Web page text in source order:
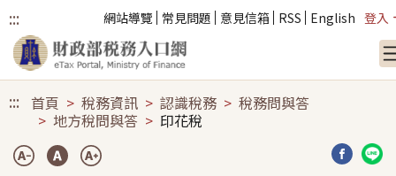
::: 網站導覽 常見問題 意見信箱 RSS English 登入
::: 首頁 稅務資訊 認識稅務
稅務問與答
地方稅問與答
印花稅
分享到
分